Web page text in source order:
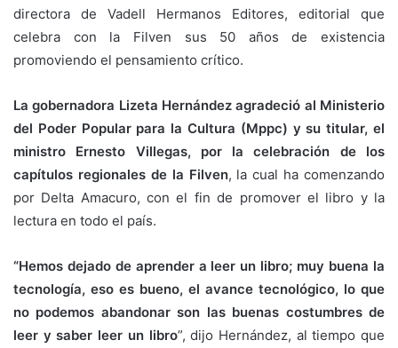
directora de Vadell Hermanos Editores, editorial que
celebra con la Filven sus 50 años de existencia
promoviendo el pensamiento crítico.
La gobernadora Lizeta Hernández agradeció al Ministerio
del Poder Popular para la Cultura (Mppc) y su titular, el
ministro Ernesto Villegas, por la celebración de los
capítulos regionales de la Filven, la cual ha comenzando
por Delta Amacuro, con el fin de promover el libro y la
lectura en todo el país.
“Hemos dejado de aprender a leer un libro; muy buena la
tecnología, eso es bueno, el avance tecnológico, lo que
no podemos abandonar son las buenas costumbres de
leer y saber leer un libro”, dijo Hernández, al tiempo que